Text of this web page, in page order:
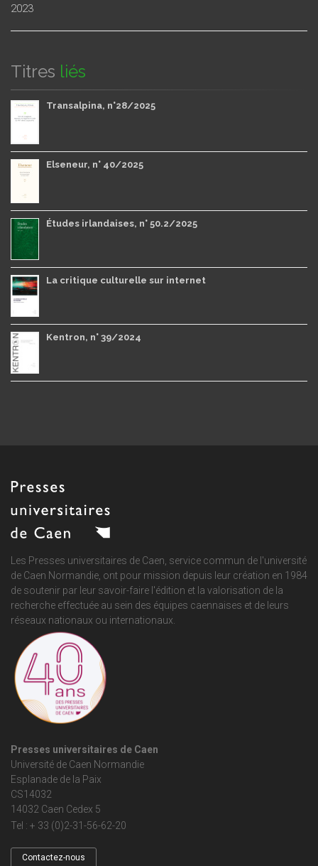
2023
Titres liés
Transalpina, n°28/2025
Elseneur, n° 40/2025
Études irlandaises, n° 50.2/2025
La critique culturelle sur internet
Kentron, n° 39/2024
Les Presses universitaires de Caen, service commun de l'université
de Caen Normandie , ont pour mission depuis leur création en 1984
de soutenir par leur savoir-faire l'édition et la valorisation de la
recherche effectuée au sein des équipes caennaises et de leurs
réseaux nationaux ou internationaux.
Presses universitaires de Caen
Université de Caen Normandie
Esplanade de la Paix
CS14032
14032 Caen Cedex 5
Tel : + 33 (0)2-31-56-62-20
Contactez-nous